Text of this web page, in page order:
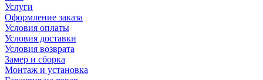
Услуги
Оформление заказа
Условия оплаты
Условия доставки
Условия возврата
Замер и сборка
Монтаж и установка